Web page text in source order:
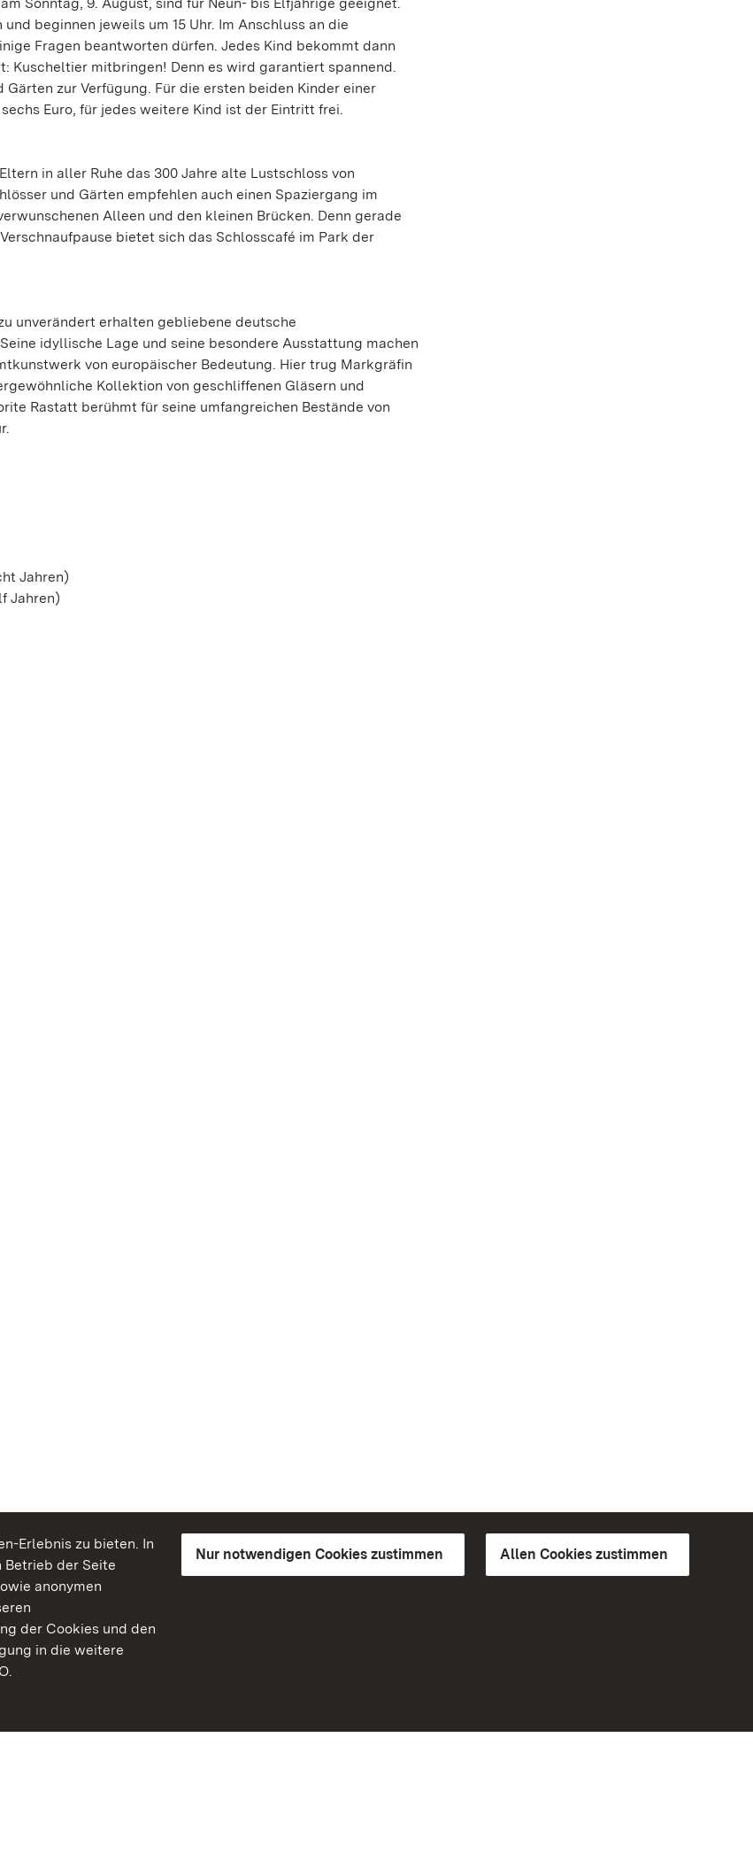
Erlebnis zu bieten. In
Betrieb der Seite
anonymen
der Cookies und den
in die weitere
Nur notwendigen Cookies zustimmen Allen Cookies zustimmen
beginnen jeweils um 15 Uhr. Im Anschluss an die
Fragen beantworten dürfen. Jedes Kind bekommt dann
Kuscheltier mitbringen! Denn es wird garantiert spannend.
zur Verfügung. Für die ersten beiden Kinder einer
Euro, für jedes weitere Kind ist der Eintritt frei.
in aller Ruhe das 300 Jahre alte Lustschloss von
und Gärten empfehlen auch einen Spaziergang im
Alleen und den kleinen Brücken. Denn gerade
bietet sich das Schlosscafé im Park der
unverändert erhalten gebliebene deutsche
idyllische Lage und seine besondere Ausstattung machen
von europäischer Bedeutung. Hier trug Markgräfin
Kollektion von geschliffenen Gläsern und
Rastatt berühmt für seine umfangreichen Bestände von
Jahren)
Jahren)